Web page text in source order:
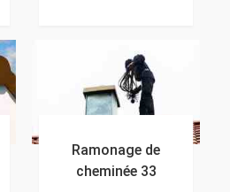
Ramonage de
cheminée 33